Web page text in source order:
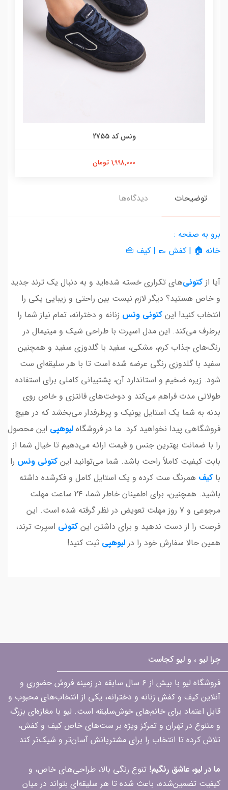
ونس کد 2755
1,998,000 تومان
توضیحات دیدگاه‌ها
برو به صفحه :
خانه 🏠 | کفش 👞 | کیف 👜
آیا از کتونی‌های تکراری خسته شده‌اید و به دنبال یک ترند جدید
و خاص هستید؟ دیگر لازم نیست بین راحتی و زیبایی یکی را
انتخاب کنید! این کتونی ونس زنانه و دخترانه، تمام نیاز شما را
برطرف می‌کند. این مدل اسپرت با طراحی شیک و مینیمال در
رنگ‌های جذاب کرم، مشکی، سفید با گلدوزی سفید و همچنین
سفید با گلدوزی رنگی عرضه شده است تا با هر سلیقه‌ای ست
شود. زیره ضخیم و استاندارد آن، پشتیبانی کاملی برای استفاده
طولانی مدت فراهم می‌کند و دوخت‌های فانتزی و خاص روی
بدنه به شما یک استایل یونیک و پرطرفدار می‌بخشد که در هیچ
فروشگاهی پیدا نخواهید کرد. ما در فروشگاه لیوهپی این محصول
را با ضمانت بهترین جنس و قیمت ارائه می‌دهیم تا خیال شما از
بابت کیفیت کاملاً راحت باشد. شما می‌توانید این کتونی ونس را
با کیف همرنگ ست کرده و یک استایل کامل و فکرشده داشته
باشید. همچنین، برای اطمینان خاطر شما، ۲۴ ساعت مهلت
مرجوعی و ۷ روز مهلت تعویض در نظر گرفته شده است. این
فرصت را از دست ندهید و برای داشتن این کتونی اسپرت ترند،
همین حالا سفارش خود را در لیوهپی ثبت کنید!
چرا لیو ، و لیو کجاست
فروشگاه لیو با بیش از ۶ سال سابقه در زمینه فروش حضوری و
آنلاین کیف و کفش زنانه و دخترانه، یکی از انتخاب‌های محبوب و
قابل اعتماد برای خانم‌های خوش‌سلیقه است. لیو با مغازه‌ای بزرگ
و متنوع در تهران و تمرکز ویژه بر ست‌های خاص کیف و کفش،
تلاش کرده تا انتخاب را برای مشتریانش آسان‌تر و شیک‌تر کند.
ما در لیو، عاشق رنگیم! تنوع رنگی بالا، طراحی‌های خاص، و
کیفیت تضمین‌شده، باعث شده تا هر سلیقه‌ای بتواند در میان